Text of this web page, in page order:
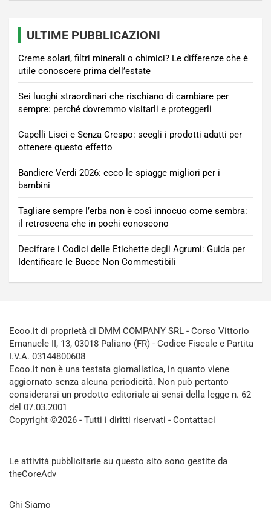
ULTIME PUBBLICAZIONI
Creme solari, filtri minerali o chimici? Le differenze che è
utile conoscere prima dell’estate
Sei luoghi straordinari che rischiano di cambiare per
sempre: perché dovremmo visitarli e proteggerli
Capelli Lisci e Senza Crespo: scegli i prodotti adatti per
ottenere questo effetto
Bandiere Verdi 2026: ecco le spiagge migliori per i
bambini
Tagliare sempre l’erba non è così innocuo come sembra:
il retroscena che in pochi conoscono
Decifrare i Codici delle Etichette degli Agrumi: Guida per
Identificare le Bucce Non Commestibili
Ecoo.it di proprietà di DMM COMPANY SRL - Corso Vittorio
Emanuele II, 13, 03018 Paliano (FR) - Codice Fiscale e Partita
I.V.A. 03144800608
Ecoo.it non è una testata giornalistica, in quanto viene
aggiornato senza alcuna periodicità. Non può pertanto
considerarsi un prodotto editoriale ai sensi della legge n. 62
del 07.03.2001
Copyright ©2026 - Tutti i diritti riservati - Contattaci
Le attività pubblicitarie su questo sito sono gestite da
theCoreAdv
Chi Siamo